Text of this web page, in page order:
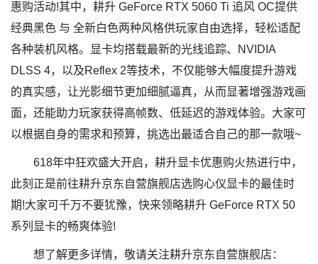
惠购活动!其中，耕升 GeForce RTX 5060 Ti 追风 OC提供
经典黑色 与 全新白色两种风格供玩家自由选择，轻松适配
各种装机风格。显卡均搭载最新的光线追踪、NVIDIA
DLSS 4，以及Reflex 2等技术，不仅能够大幅度提升游戏
的真实感，让光影细节更加细腻逼真，从而显著增强游戏画
面，还能助力玩家获得高帧数、低延迟的游戏体验。大家可
以根据自身的需求和预算，挑选出最适合自己的那一款哦~
618年中狂欢盛大开启，耕升显卡优惠购火热进行中，
此刻正是前往耕升京东自营旗舰店选购心仪显卡的最佳时
期!大家可千万不要犹豫，快来领略耕升 GeForce RTX 50
系列显卡的畅爽体验!
想了解更多详情，敬请关注耕升京东自营旗舰店：